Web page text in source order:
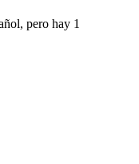
pero hay 1